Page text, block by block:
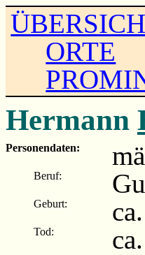
ORTE
Hermann
Personendaten:
Beruf:
Geburt:
Tod: